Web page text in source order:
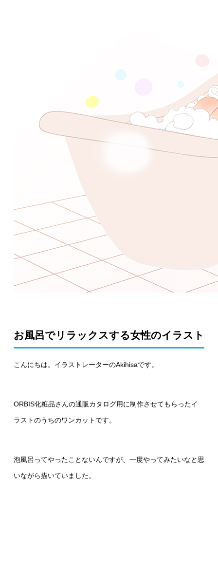
お風呂でリラックスする女性のイラスト
こんにちは。イラストレーターのAkihisaです。
ORBIS化粧品さんの通販カタログ用に制作させてもらったイ
ラストのうちのワンカットです。
泡風呂ってやったことないんですが、一度やってみたいなと思
いながら描いていました。